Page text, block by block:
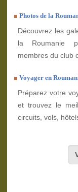
Photos de la
Découvrez les
la Roumanie
membres du club
Voyager en
Préparez votre
et trouvez le
circuits, vols,